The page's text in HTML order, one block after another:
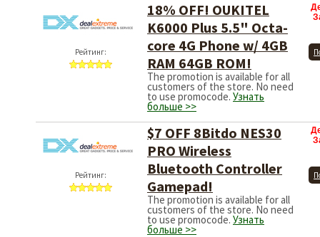
Рейтинг:
18% OFF! OUKITEL
K6000 Plus 5.5" Octa-
core 4G Phone w/ 4GB
RAM 64GB ROM!
The promotion is available for all
customers of the store. No need
to use promocode. Узнать
больше >>
Рейтинг:
$7 OFF 8Bitdo NES30
PRO Wireless
Bluetooth Controller
Gamepad!
The promotion is available for all
customers of the store. No need
to use promocode. Узнать
больше >>